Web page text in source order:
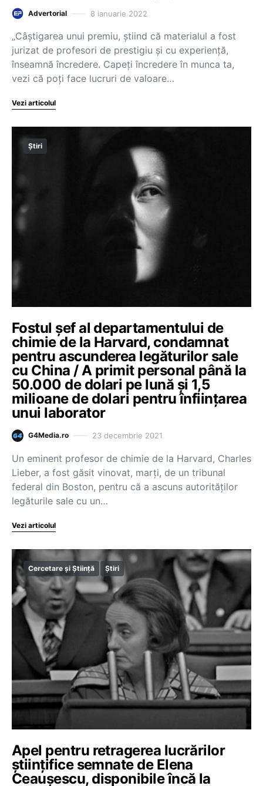
Advertorial 8 ianuarie 2022
„Câștigarea unui premiu, știind că materialul a fost
jurizat de profesori de prestigiu și cu experiență,
înseamnă încredere. Capeți încredere în munca ta,
vezi că poți face lucruri de valoare…
Vezi articolul
Știri
Fostul șef al departamentului de
chimie de la Harvard, condamnat
pentru ascunderea legăturilor sale
cu China / A primit personal până la
50.000 de dolari pe lună și 1,5
milioane de dolari pentru înființarea
unui laborator
G4Media.ro 23 decembrie 2021
Un eminent profesor de chimie de la Harvard, Charles
Lieber, a fost găsit vinovat, marţi, de un tribunal
federal din Boston, pentru că a ascuns autorităţilor
legăturile sale cu un…
Vezi articolul
Cercetare și Știință Știri
Apel pentru retragerea lucrărilor
științifice semnate de Elena
Ceaușescu, disponibile încă la